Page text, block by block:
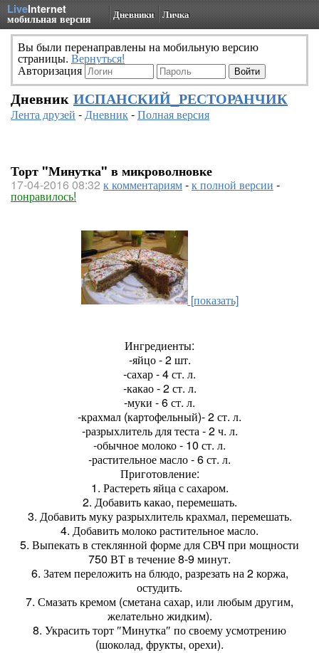
LiveInternet
мобильная версия Дневники Личка
Вы были перенаправлены на мобильную версию
страницы. Вернуться!
Авторизация
Дневник ИСПАНСКИЙ_РЕСТОРАНЧИК
Лента друзей -Дневник-Полная версия
Торт "Минутка" в микроволновке
17-04-2016 08:32 к комментариям-к полной версии -
понравилось!
[показать]
Ингредиенты:
-яйцо - 2 шт.
-сахар - 4 ст. л.
-какао - 2 ст. л.
-муки - 6 ст. л.
-крахмал (картофельный)- 2 ст. л.
-разрыхлитель для теста - 2 ч. л.
-обычное молоко - 10 ст. л.
-растительное масло - 6 ст. л.
Приготовление:
1. Растереть яйца с сахаром.
2. Добавить какао, перемешать.
3. Добавить муку разрыхлитель крахмал, перемешать.
4. Добавить молоко растительное масло.
5. Выпекать в стеклянной форме для СВЧ при мощности
750 ВТ в течение 8-9 минут.
6. Затем переложить на блюдо, разрезать на 2 коржа,
остудить.
7. Смазать кремом (сметана сахар, или любым другим,
желательно жидким).
8. Украсить торт ″Минутка″ по своему усмотрению
(шоколад, фрукты, орехи).